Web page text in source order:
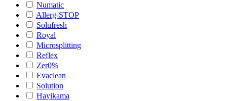
Numatic
Allerg-STOP
Solufresh
Royal
Microsplitting
Reflex
Zer0%
Evaclean
Solution
Hayikama